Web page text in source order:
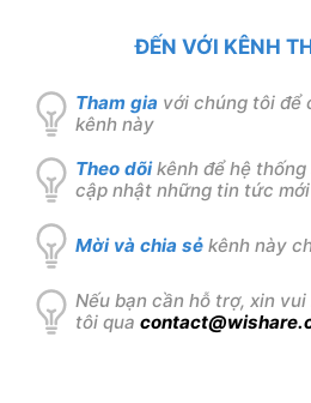
ĐẾN VỚI KÊNH
Tham gia với chúng tôi để
kênh này
Theo dõi kênh để hệ
cập nhật những tin tức
Mời và chia sẻ kênh này
Nếu bạn cần hỗ trợ, xin
tôi qua